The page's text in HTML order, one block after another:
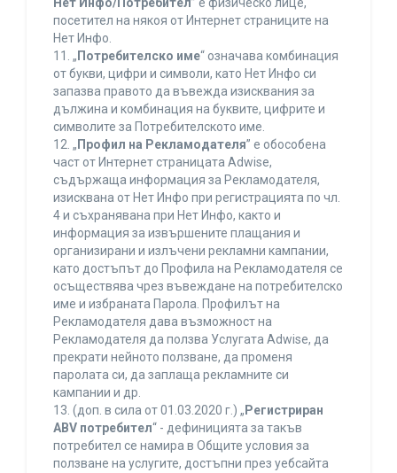
Нет Инфо/Потребител” е физическо лице,
посетител на някоя от Интернет страниците на
Нет Инфо.
11. „ Потребителско име“ означава комбинация
от букви, цифри и символи, като Нет Инфо си
запазва правото да въвежда изисквания за
дължина и комбинация на буквите, цифрите и
символите за Потребителското име.
12. „ Профил на Рекламодателя” е обособена
част от Интернет страницата Adwise,
съдържаща информация за Рекламодателя,
изисквана от Нет Инфо при регистрацията по чл.
4 и съхранявана при Нет Инфо, както и
информация за извършените плащания и
организирани и излъчени рекламни кампании,
като достъпът до Профила на Рекламодателя се
осъществява чрез въвеждане на потребителско
име и избраната Парола. Профилът на
Рекламодателя дава възможност на
Рекламодателя да ползва Услугата Adwise, да
прекрати нейното ползване, да променя
паролата си, да заплаща рекламните си
кампании и др.
13. (доп. в сила от 01.03.2020 г.) „ Регистриран
ABV потребител“ - дефиницията за такъв
потребител се намира в Общите условия за
ползване на услугите, достъпни през уебсайта